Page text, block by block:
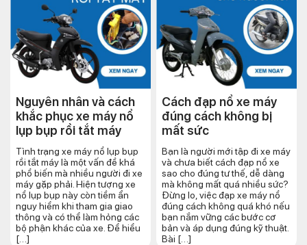
Nguyên nhân và cách
khắc phục xe máy nổ
lụp bụp rồi tắt máy
Tình trạng xe máy nổ lụp bụp
rồi tắt máy là một vấn đề khá
phổ biến mà nhiều người đi xe
máy gặp phải. Hiện tượng xe
nổ lụp bụp này còn tiềm ẩn
nguy hiểm khi tham gia giao
thông và có thể làm hỏng các
bộ phận khác của xe. Để hiểu
[…]
Cách đạp nổ xe máy
đúng cách​ không bị
mất sức
Bạn là người mới tập đi xe máy
và chưa biết cách đạp nổ xe
sao cho đúng tư thế, dễ dàng
mà không mất quá nhiều sức?
Đừng lo, việc đạp xe máy nổ
đúng cách không quá khó nếu
bạn nắm vững các bước cơ
bản và áp dụng đúng kỹ thuật.
Bài […]